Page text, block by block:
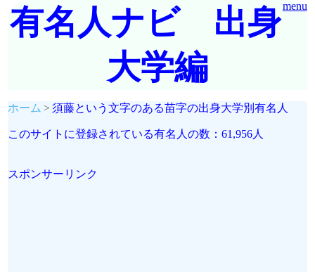
menu
有名人ナビ 出身
大学編
ホーム 須藤という文字のある苗字の出身大学別有名人
このサイトに登録されている有名人の数：61,956人
スポンサーリンク